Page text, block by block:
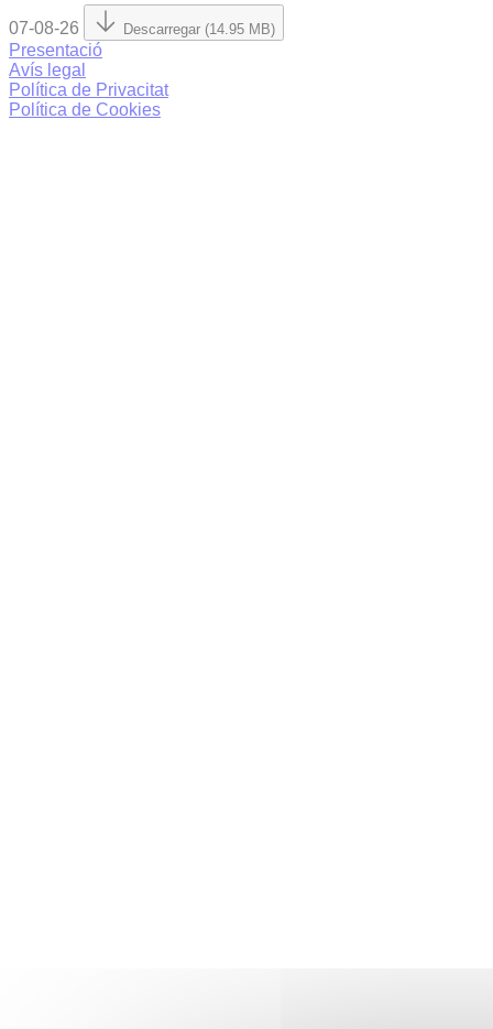
07-08-26 Descarregar (14.95 MB)
Presentació
Avís legal
Política de Privacitat
Política de Cookies